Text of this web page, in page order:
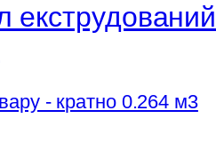
- кратно 0.264 м3